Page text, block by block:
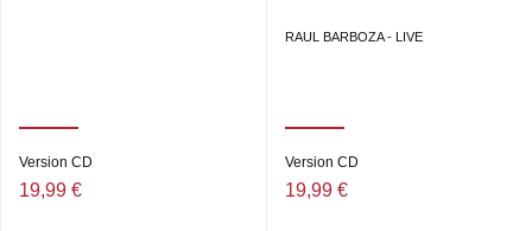
Version CD
19,99 €
RAUL BARBOZA - LIVE
Version CD
19,99 €